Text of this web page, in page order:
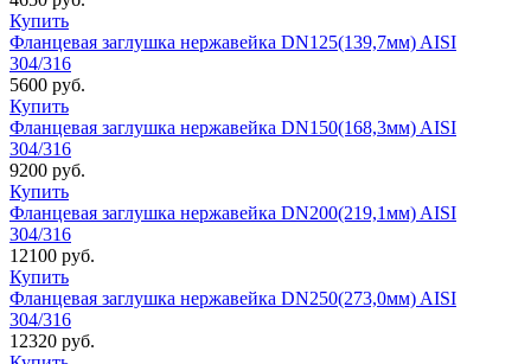
Купить
Фланцевая заглушка нержавейка DN125(139,7мм) AISI
304/316
5600 руб.
Купить
Фланцевая заглушка нержавейка DN150(168,3мм) AISI
304/316
9200 руб.
Купить
Фланцевая заглушка нержавейка DN200(219,1мм) AISI
304/316
12100 руб.
Купить
Фланцевая заглушка нержавейка DN250(273,0мм) AISI
304/316
12320 руб.